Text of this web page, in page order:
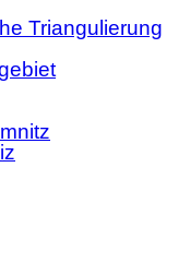
Triangulierung